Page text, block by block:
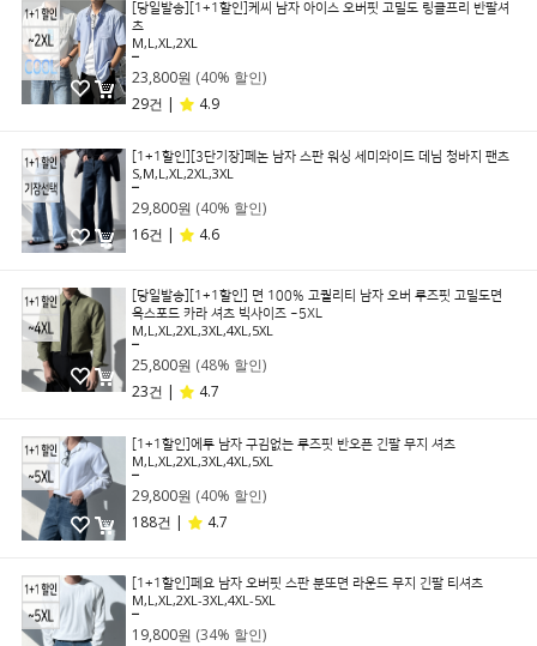
[당일발송][1+1할인]케씨 남자 아이스 오버핏 고밀도 링클프리 반팔셔
츠
M,L,XL,2XL
23,800원 (40% 할인)
29건 |
4.9
[1+1할인][3단기장]페논 남자 스판 워싱 세미와이드 데님 청바지 팬츠
S,M,L,XL,2XL,3XL
29,800원 (40% 할인)
16건 |
4.6
[당일발송][1+1할인] 면 100% 고퀄리티 남자 오버 루즈핏 고밀도면
옥스포드 카라 셔츠 빅사이즈 ~5XL
M,L,XL,2XL,3XL,4XL,5XL
25,800원 (48% 할인)
23건 |
4.7
[1+1할인]에투 남자 구김없는 루즈핏 반오픈 긴팔 무지 셔츠
M,L,XL,2XL,3XL,4XL,5XL
29,800원 (40% 할인)
188건 |
4.7
[1+1할인]페요 남자 오버핏 스판 분또면 라운드 무지 긴팔 티셔츠
M,L,XL,2XL-3XL,4XL-5XL
19,800원 (34% 할인)